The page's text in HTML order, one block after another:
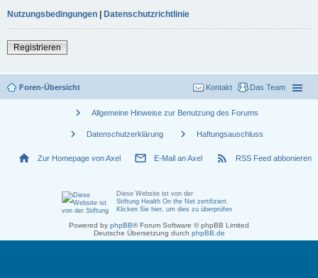
Nutzungsbedingungen | Datenschutzrichtlinie
Registrieren
Foren-Übersicht Das Team
Kontakt
chevron_right Allgemeine Hinweise zur Benutzung des Forums
chevron_right Datenschutzerklärung chevron_right Haftungsauschluss
home Zur Homepage von Axel mail_outline E-Mail an Axel rss_feed RSS Feed abbonieren
Diese Website ist von der
Stiftung Health On the Net zertifiziert
Klicken Sie hier, um dies zu überprüfen
Powered by phpBB® Forum Software © phpBB Limited
Deutsche Übersetzung durch phpBB.de